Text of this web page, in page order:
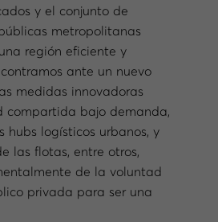
y el conjunto de
metropolitanas
región eficiente y
ante un nuevo
medidas innovadoras
compartida bajo demanda,
hubs logísticos urbanos, y
las flotas, entre otros,
de la voluntad
privada para ser una